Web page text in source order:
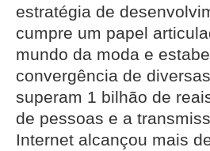
estratégia de
cumpre um papel
mundo da moda e
convergência de
superam 1 bilhão de
de pessoas e a
Internet alcançou mais